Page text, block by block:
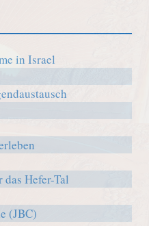
in Israel
Hefer-Tal
(JBC)